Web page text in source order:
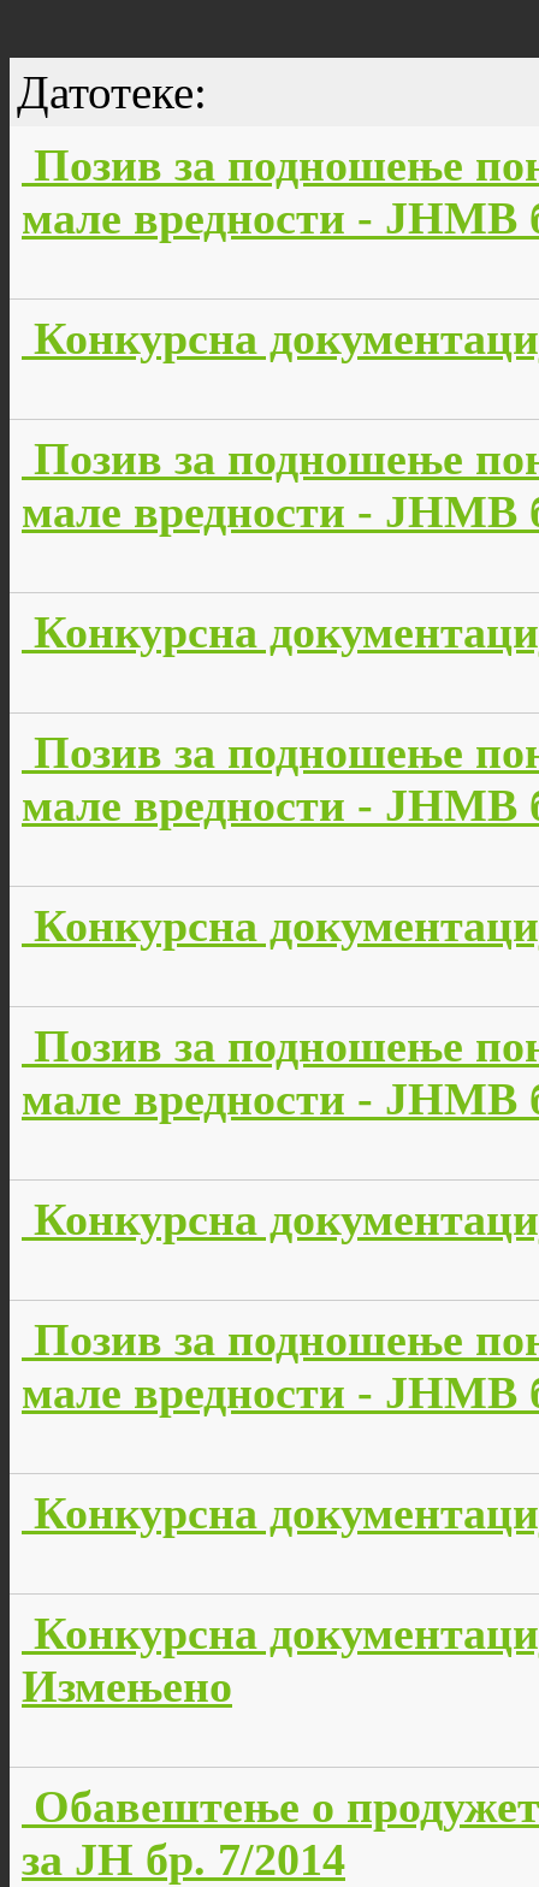
Датотеке:
Позив за подношење
мале вредности - JНМВ
Конкурсна
Позив за подношење
мале вредности - JНМВ
Конкурсна
Позив за подношење
мале вредности - JНМВ
Конкурсна
Позив за подношење
мале вредности - JНМВ
Конкурсна
Позив за подношење
мале вредности - JНМВ
Конкурсна
Конкурсна
Измењено
Обавештење о
за ЈН бр. 7/2014